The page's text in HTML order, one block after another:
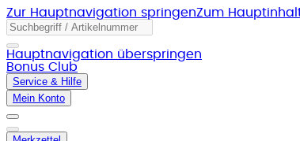
Zur Hauptnavigation springenZum
Hauptnavigation überspringen
Bonus Club
Service & Hilfe
Mein Konto